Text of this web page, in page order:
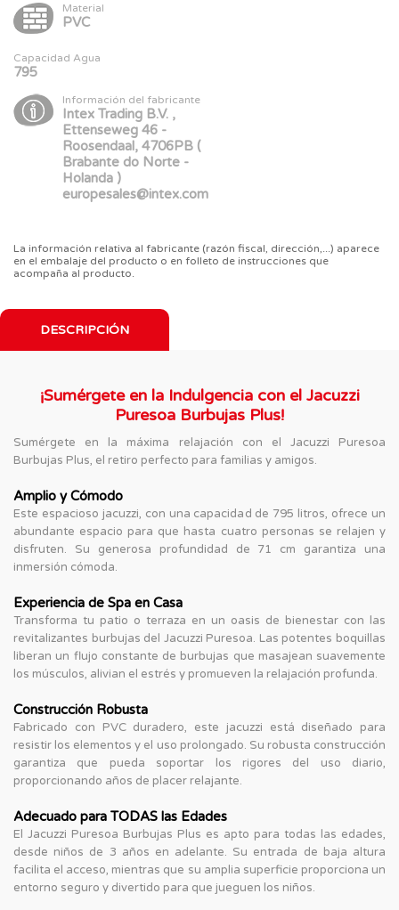
Material
PVC
Capacidad Agua
795
Información del fabricante
Intex Trading B.V. ,
Ettenseweg 46 -
Roosendaal, 4706PB (
Brabante do Norte -
Holanda )
europesales@intex.com
La información relativa al fabricante (razón fiscal, dirección,...) aparece
en el embalaje del producto o en folleto de instrucciones que
acompaña al producto.
DESCRIPCIÓN
¡Sumérgete en la Indulgencia con el Jacuzzi
Puresoa Burbujas Plus!
Sumérgete en la máxima relajación con el Jacuzzi Puresoa
Burbujas Plus, el retiro perfecto para familias y amigos.
Amplio y Cómodo
Este espacioso jacuzzi, con una capacidad de 795 litros, ofrece un
abundante espacio para que hasta cuatro personas se relajen y
disfruten. Su generosa profundidad de 71 cm garantiza una
inmersión cómoda.
Experiencia de Spa en Casa
Transforma tu patio o terraza en un oasis de bienestar con las
revitalizantes burbujas del Jacuzzi Puresoa. Las potentes boquillas
liberan un flujo constante de burbujas que masajean suavemente
los músculos, alivian el estrés y promueven la relajación profunda.
Construcción Robusta
Fabricado con PVC duradero, este jacuzzi está diseñado para
resistir los elementos y el uso prolongado. Su robusta construcción
garantiza que pueda soportar los rigores del uso diario,
proporcionando años de placer relajante.
Adecuado para TODAS las Edades
El Jacuzzi Puresoa Burbujas Plus es apto para todas las edades,
desde niños de 3 años en adelante. Su entrada de baja altura
facilita el acceso, mientras que su amplia superficie proporciona un
entorno seguro y divertido para que jueguen los niños.